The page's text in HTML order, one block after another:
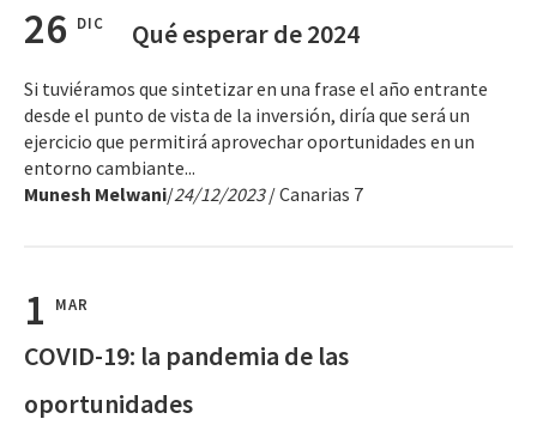
26 DIC Qué esperar de 2024
Si tuviéramos que sintetizar en una frase el año entrante
desde el punto de vista de la inversión, diría que será un
ejercicio que permitirá aprovechar oportunidades en un
entorno cambiante...
Munesh Melwani/24/12/2023/ Canarias 7
1 MAR
COVID-19: la pandemia de las
oportunidades